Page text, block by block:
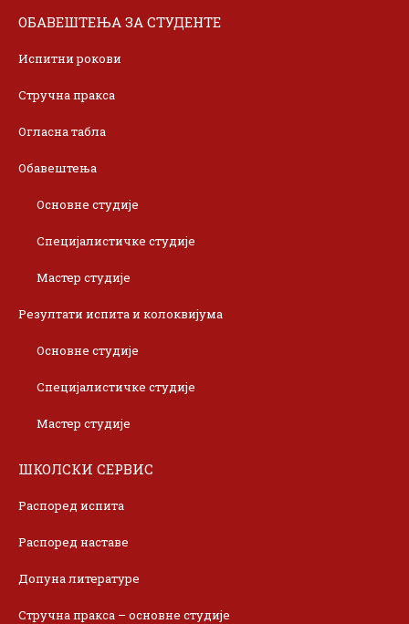
ОБАВЕШТЕЊА ЗА СТУДЕНТЕ
Испитни рокови
Стручна пракса
Огласна табла
Обавештења
Основне студије
Специјалистичке студије
Мастер студије
Резултати испита и колоквијума
Основне студије
Специјалистичке студије
Мастер студије
ШКОЛСКИ СЕРВИС
Распоред испита
Распоред наставе
Допуна литературе
Стручна пракса – основне студије